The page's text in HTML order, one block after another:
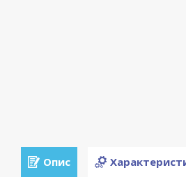
Опис